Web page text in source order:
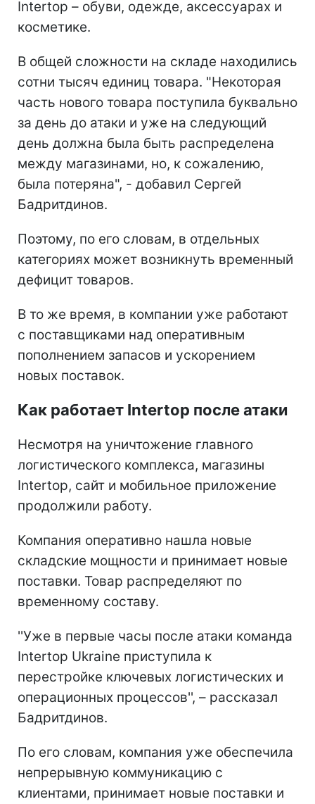
Intertop – обуви, одежде, аксессуарах и
косметике.
В общей сложности на складе находились
сотни тысяч единиц товара. "Некоторая
часть нового товара поступила буквально
за день до атаки и уже на следующий
день должна была быть распределена
между магазинами, но, к сожалению,
была потеряна", - добавил Сергей
Бадритдинов.
Поэтому, по его словам, в отдельных
категориях может возникнуть временный
дефицит товаров.
В то же время, в компании уже работают
с поставщиками над оперативным
пополнением запасов и ускорением
новых поставок.
Как работает Intertop после атаки
Несмотря на уничтожение главного
логистического комплекса, магазины
Intertop, сайт и мобильное приложение
продолжили работу.
Компания оперативно нашла новые
складские мощности и принимает новые
поставки. Товар распределяют по
временному составу.
''Уже в первые часы после атаки команда
Intertop Ukraine приступила к
перестройке ключевых логистических и
операционных процессов'', – рассказал
Бадритдинов.
По его словам, компания уже обеспечила
непрерывную коммуникацию с
клиентами, принимает новые поставки и